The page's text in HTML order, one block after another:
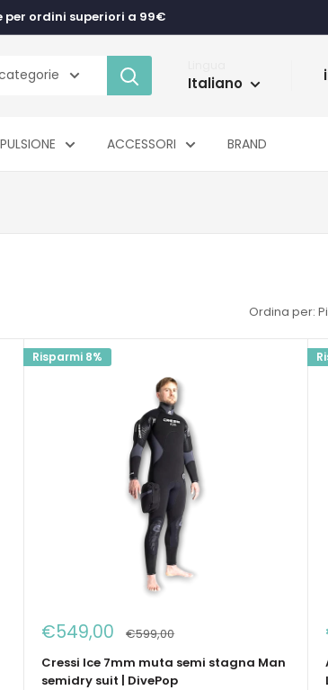
per ordini superiori a 99€
Italiano
ACCESSORI BRAND
Ordina per:
Risparmi 8%
Prezzo
scontato
€549,00 Prezzo
€599,00
Cressi Ice 7mm muta semi stagna Man
semidry suit | DivePop